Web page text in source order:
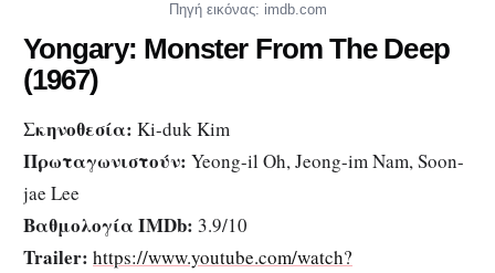
Πηγή εικόνας: imdb.com
Yongary: Monster From The Deep
(1967)
Σκηνοθεσία: Ki-duk Kim
Πρωταγωνιστούν: Yeong-il Oh, Jeong-im Nam, Soon-
jae Lee
Βαθμολογία IMDb: 3.9/10
Trailer: https://www.youtube.com/watch?